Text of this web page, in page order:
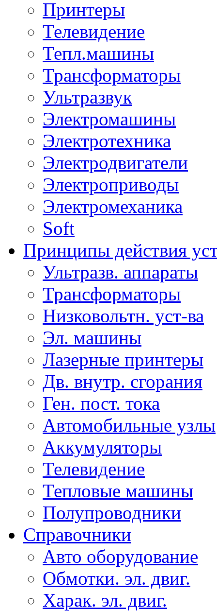
Принтеры
Телевидение
Тепл.машины
Трансформаторы
Ультразвук
Электромашины
Электротехника
Электродвигатели
Электроприводы
Электромеханика
Soft
Принципы действия
Ультразв. аппараты
Трансформаторы
Низковольтн. уст-ва
Эл. машины
Лазерные принтеры
Дв. внутр. сгорания
Ген. пост. тока
Автомобильные узлы
Аккумуляторы
Телевидение
Тепловые машины
Полупроводники
Справочники
Авто оборудование
Обмотки. эл. двиг.
Харак. эл. двиг.